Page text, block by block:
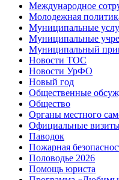
Международное
Молодежная
Муниципальные
Муниципальные
Муниципальный
Новости ТОС
Новости УрФО
Новый год
Общественные
Общество
Органы местного
Официальные
Паводок
Пожарная
Половодье 2026
Помощь юриста